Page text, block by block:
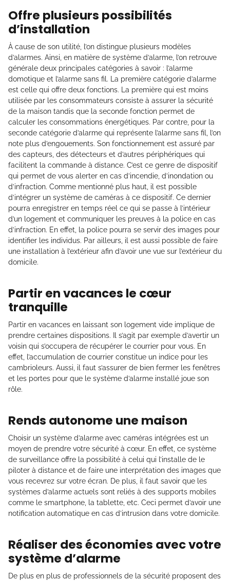
Offre plusieurs possibilités
d’installation
À cause de son utilité, l’on distingue plusieurs modèles
d’alarmes. Ainsi, en matière de système d’alarme, l’on retrouve
générale deux principales catégories à savoir : l’alarme
domotique et l’alarme sans fil. La première catégorie d’alarme
est celle qui offre deux fonctions. La première qui est moins
utilisée par les consommateurs consiste à assurer la sécurité
de la maison tandis que la seconde fonction permet de
calculer les consommations énergétiques. Par contre, pour la
seconde catégorie d’alarme qui représente l’alarme sans fil, l’on
note plus d’engouements. Son fonctionnement est assuré par
des capteurs, des détecteurs et d’autres périphériques qui
facilitent la commande à distance. C’est ce genre de dispositif
qui permet de vous alerter en cas d’incendie, d’inondation ou
d’infraction. Comme mentionné plus haut, il est possible
d’intégrer un système de caméras à ce dispositif. Ce dernier
pourra enregistrer en temps réel ce qui se passe à l’intérieur
d’un logement et communiquer les preuves à la police en cas
d’infraction. En effet, la police pourra se servir des images pour
identifier les individus. Par ailleurs, il est aussi possible de faire
une installation à l’extérieur afin d’avoir une vue sur l’extérieur du
domicile.
Partir en vacances le cœur
tranquille
Partir en vacances en laissant son logement vide implique de
prendre certaines dispositions. Il s’agit par exemple d’avertir un
voisin qui s’occupera de récupérer le courrier pour vous. En
effet, l’accumulation de courrier constitue un indice pour les
cambrioleurs. Aussi, il faut s’assurer de bien fermer les fenêtres
et les portes pour que le système d’alarme installé joue son
rôle.
Rends autonome une maison
Choisir un système d’alarme avec caméras intégrées est un
moyen de prendre votre sécurité à cœur. En effet, ce système
de surveillance offre la possibilité à celui qui l’installe de le
piloter à distance et de faire une interprétation des images que
vous recevrez sur votre écran. De plus, il faut savoir que les
systèmes d’alarme actuels sont reliés à des supports mobiles
comme le smartphone, la tablette, etc. Ceci permet d’avoir une
notification automatique en cas d’intrusion dans votre domicile.
Réaliser des économies avec votre
système d’alarme
De plus en plus de professionnels de la sécurité proposent des